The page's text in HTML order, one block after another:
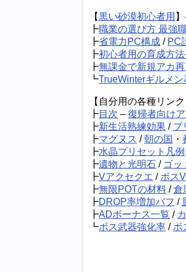
【黒い砂漠初心者用
┣職業の選び方 最強
┣省電力PC構成 / PC
┣初心者用の育成方
┣無課金で新規アカ
┗TrueWinterギルメン
【自分用の各種リンク
┣目次 – 復帰者向け
┣新生活熟練効果 / プ
┣マグヌス /朝の国 ・
┣水晶プリセット凡例
┣遺物と光明石 / ゴッ
┣Vアクセクエ / ボス
┣無限POTの材料 /倉
┣DROP率増加バフ /
┣ADボーナス一覧 /
┗ボス武器強化率 / ボ